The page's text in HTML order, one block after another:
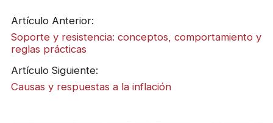
Artículo Anterior:
Soporte y resistencia: conceptos, comportamiento y
reglas prácticas
Artículo Siguiente:
Causas y respuestas a la inflación